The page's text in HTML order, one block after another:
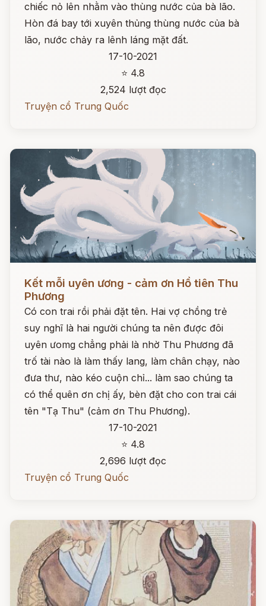
chiếc nỏ lên nhằm vào thùng nước của bà lão.
Hòn đá bay tới xuyên thủng thùng nước của bà
lão, nước chảy ra lênh láng mặt đất.
17-10-2021
⭐ 4.8
2,524 lượt đọc
Truyện cổ Trung Quốc
Đọc ngay
Kết mỗi uyên ương - cảm ơn Hồ tiên Thu
Phương
Có con trai rồi phải đặt tên. Hai vợ chồng trẻ
suy nghĩ là hai người chúng ta nên được đôi
uyên ưomg chẳng phải là nhờ Thu Phương đã
trố tài nào là làm thấy lang, làm chân chạy, nào
đưa thư, nào kéo cuộn chỉ... làm sao chúng ta
có thể quên ơn chị ấy, bèn đặt cho con trai cái
tên "Tạ Thu" (cảm ơn Thu Phương).
17-10-2021
⭐ 4.8
2,696 lượt đọc
Truyện cổ Trung Quốc